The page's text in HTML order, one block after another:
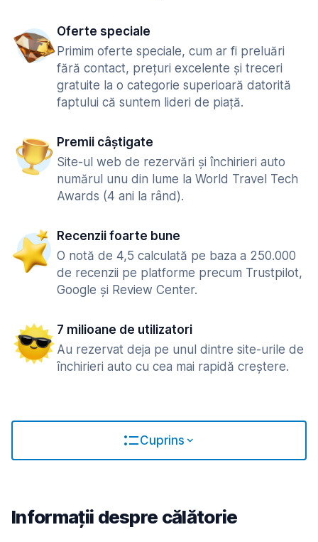
Oferte speciale
Primim oferte speciale, cum ar fi preluări
fără contact, prețuri excelente și treceri
gratuite la o categorie superioară datorită
faptului că suntem lideri de piață.
Premii câștigate
Site-ul web de rezervări și închirieri auto
numărul unu din lume la World Travel Tech
Awards (4 ani la rând).
Recenzii foarte bune
O notă de 4,5 calculată pe baza a 250.000
de recenzii pe platforme precum Trustpilot,
Google și Review Center.
7 milioane de utilizatori
Au rezervat deja pe unul dintre site-urile de
închirieri auto cu cea mai rapidă creștere.
Cuprins
Informații despre călătorie